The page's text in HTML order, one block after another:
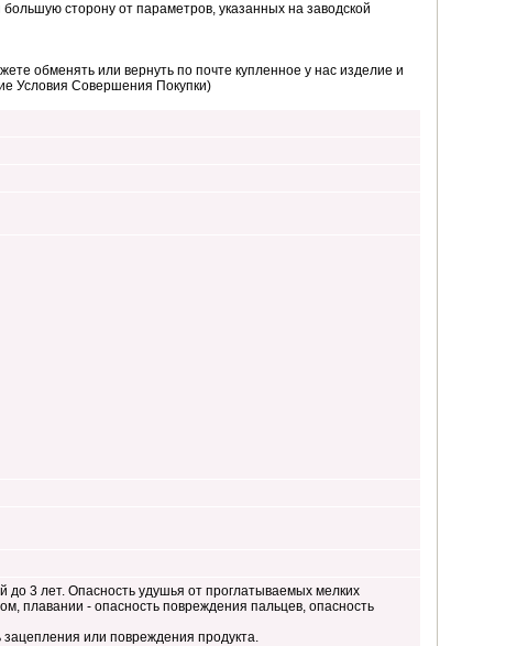
сторону от параметров, указанных на заводской
обменять или вернуть по почте купленное у нас изделие и
Условия Совершения Покупки)
3 лет. Опасность удушья от проглатываемых мелких
плавании - опасность повреждения пальцев, опасность
или повреждения продукта.